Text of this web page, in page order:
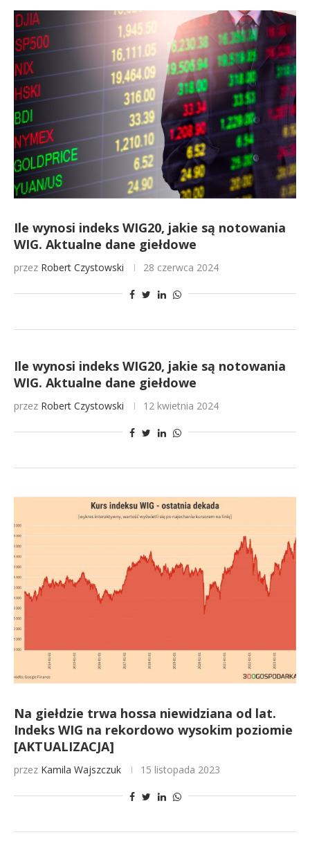
Ile wynosi indeks WIG20, jakie są notowania
WIG. Aktualne dane giełdowe
przez Robert Czystowski 28 czerwca 2024
Ile wynosi indeks WIG20, jakie są notowania
WIG. Aktualne dane giełdowe
przez Robert Czystowski 12 kwietnia 2024
Na giełdzie trwa hossa niewidziana od lat.
Indeks WIG na rekordowo wysokim poziomie
[AKTUALIZACJA]
przez Kamila Wajszczuk 15 listopada 2023